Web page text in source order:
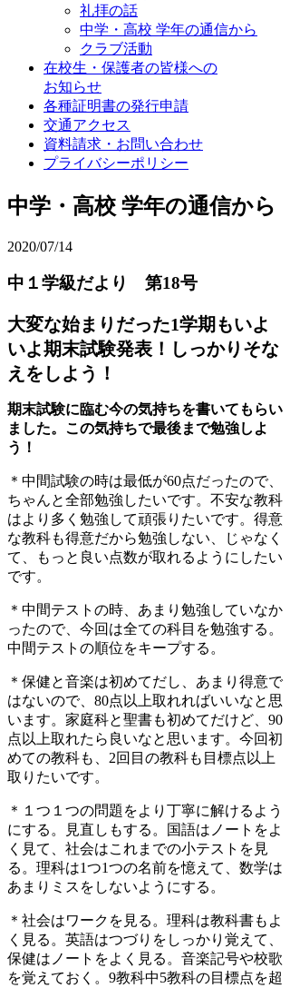
礼拝の話
中学・高校 学年の通信から
クラブ活動
在校生・保護者の皆様への
お知らせ
各種証明書の発行申請
交通アクセス
資料請求・お問い合わせ
プライバシーポリシー
中学・高校 学年の通信から
2020/07/14
中１学級だより 第18号
大変な始まりだった1学期もいよ
いよ期末試験発表！しっかりそな
えをしよう！
期末試験に臨む今の気持ちを書いてもらい
ました。この気持ちで最後まで勉強しよ
う！
＊中間試験の時は最低が60点だったので、
ちゃんと全部勉強したいです。不安な教科
はより多く勉強して頑張りたいです。得意
な教科も得意だから勉強しない、じゃなく
て、もっと良い点数が取れるようにしたい
です。
＊中間テストの時、あまり勉強していなか
ったので、今回は全ての科目を勉強する。
中間テストの順位をキープする。
＊保健と音楽は初めてだし、あまり得意で
はないので、80点以上取れればいいなと思
います。家庭科と聖書も初めてだけど、90
点以上取れたら良いなと思います。今回初
めての教科も、2回目の教科も目標点以上
取りたいです。
＊１つ１つの問題をより丁寧に解けるよう
にする。見直しもする。国語はノートをよ
く見て、社会はこれまでの小テストを見
る。理科は1つ1つの名前を憶えて、数学は
あまりミスをしないようにする。
＊社会はワークを見る。理科は教科書もよ
く見る。英語はつづりをしっかり覚えて、
保健はノートをよく見る。音楽記号や校歌
を覚えておく。9教科中5教科の目標点を超